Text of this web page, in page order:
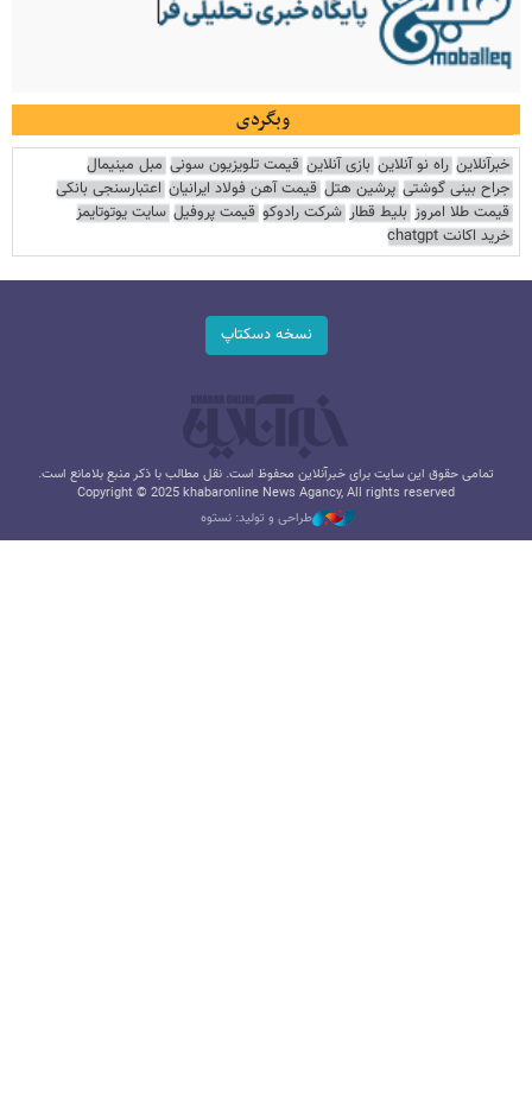
وبگردی
خبرآنلاین راه نو آنلاین بازی آنلاین قیمت تلویزیون سونی مبل مینیمال
جراح بینی گوشتی پرشین هتل قیمت آهن فولاد ایرانیان اعتبارسنجی بانکی
قیمت طلا امروز بلیط قطار شرکت رادوکو قیمت پروفیل سایت یوتوتایمز
خرید اکانت chatgpt
نسخه دسکتاپ
تمامی حقوق این سایت برای خبرآنلاین محفوظ است. نقل مطالب با ذکر منبع بلامانع است.
Copyright © 2025 khabaronline News Agancy, All rights reserved
طراحی و تولید: نستوه